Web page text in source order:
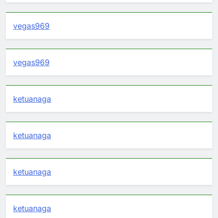
vegas969
vegas969
ketuanaga
ketuanaga
ketuanaga
ketuanaga